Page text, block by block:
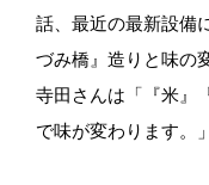
話、最近の最新設備
づみ橋』造りと味の
寺田さんは「『米』
で味が変わります。